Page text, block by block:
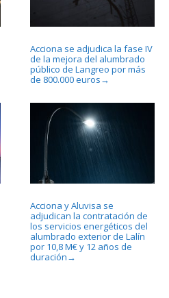
Acciona se adjudica la fase IV
de la mejora del alumbrado
público de Langreo por más
de 800.000 euros →
Acciona y Aluvisa se
adjudican la contratación de
los servicios energéticos del
alumbrado exterior de Lalín
por 10,8 M€ y 12 años de
duración →